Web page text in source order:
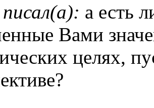
а есть
Вами
целях,